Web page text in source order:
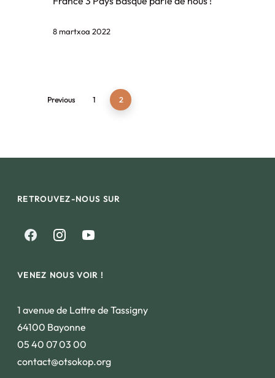
8 martxoa 2022
Previous 1 2
RETROUVEZ-NOUS SUR
VENEZ NOUS VOIR !
1 avenue de Lattre de Tassigny
64100 Bayonne
05 40 07 03 00
contact@otsokop.org